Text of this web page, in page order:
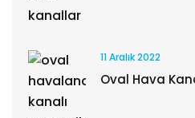
11 Aralık 2022
Oval Hava